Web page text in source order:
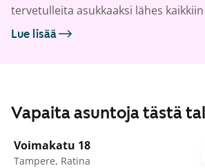
tervetulleita asukkaaksi lähes
Lue lisää
Vapaita asuntoja tästä
/18
Voimakatu 18
Tampere, Ratina